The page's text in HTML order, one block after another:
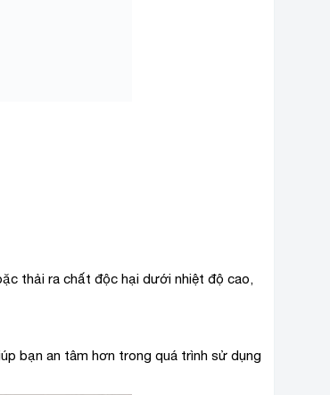
thải ra chất độc hại dưới nhiệt độ cao,
bạn an tâm hơn trong quá trình sử dụng